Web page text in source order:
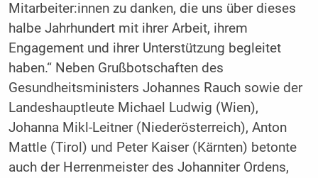
Mitarbeiter:innen zu danken, die uns über dieses
halbe Jahrhundert mit ihrer Arbeit, ihrem
Engagement und ihrer Unterstützung begleitet
haben.“ Neben Grußbotschaften des
Gesundheitsministers Johannes Rauch sowie der
Landeshauptleute Michael Ludwig (Wien),
Johanna Mikl-Leitner (Niederösterreich), Anton
Mattle (Tirol) und Peter Kaiser (Kärnten) betonte
auch der Herrenmeister des Johanniter Ordens,